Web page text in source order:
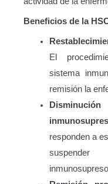
Beneficios de la
El
sistema
remisión la
responden a